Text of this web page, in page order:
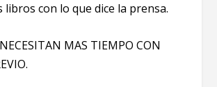
libros con lo que dice la prensa.
MAS TIEMPO CON